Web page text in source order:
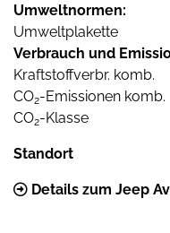
Umweltnormen:
Umweltplakette
Verbrauch und
Kraftstoffverbr. komb.
CO2-Emissionen komb.
CO2-Klasse
Standort
Details zum Jeep